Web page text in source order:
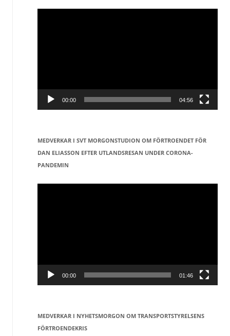
Videospelare
00:00 04:56
MEDVERKAR I SVT MORGONSTUDION OM FÖRTROENDET FÖR
DAN ELIASSON EFTER UTLANDSRESAN UNDER CORONA-
PANDEMIN
Videospelare
00:00 01:46
MEDVERKAR I NYHETSMORGON OM TRANSPORTSTYRELSENS
FÖRTROENDEKRIS